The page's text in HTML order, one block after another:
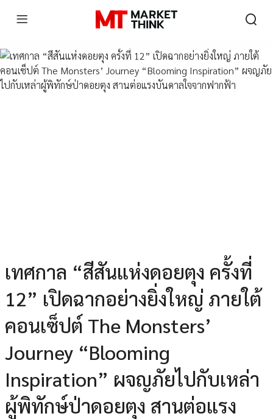
เทศกาล “สีสันแห่งดอยตุง ครั้งที่
12” เปิดฉากอย่างยิ่งใหญ่ ภายใต้
คอนเซ็ปต์ The Monsters’
Journey “Blooming
Inspiration” ผจญภัยไปกับเหล่า
ผู้พิทักษ์ป่าดอยตุง สานต่อแรง